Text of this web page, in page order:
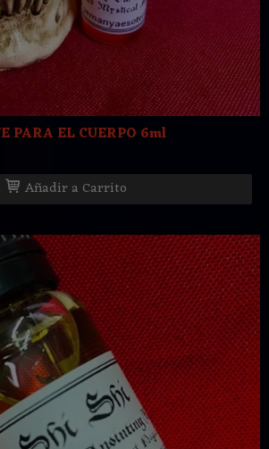
PARA EL CUERPO 6ml
Añadir a Carrito